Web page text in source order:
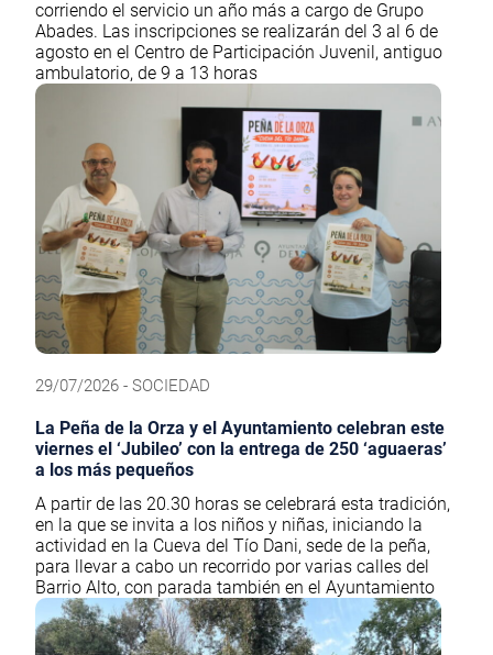
corriendo el servicio un año más a cargo de Grupo
Abades. Las inscripciones se realizarán del 3 al 6 de
agosto en el Centro de Participación Juvenil, antiguo
ambulatorio, de 9 a 13 horas
29/07/2026 - SOCIEDAD
La Peña de la Orza y el Ayuntamiento celebran este
viernes el ‘Jubileo’ con la entrega de 250 ‘aguaeras’
a los más pequeños
A partir de las 20.30 horas se celebrará esta tradición,
en la que se invita a los niños y niñas, iniciando la
actividad en la Cueva del Tío Dani, sede de la peña,
para llevar a cabo un recorrido por varias calles del
Barrio Alto, con parada también en el Ayuntamiento